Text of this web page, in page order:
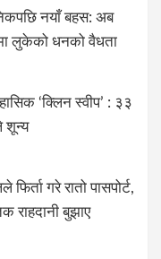
नयाँ बहस: अब
लुकेको धनको वैधता
‘क्लिन स्वीप’ : ३३
शून्य
गरे रातो पासपोर्ट,
राहदानी बुझाए